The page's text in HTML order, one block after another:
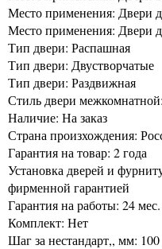
Место применения: Двери
Место применения: Двери
Тип двери: Распашная
Тип двери: Двустворчатые
Тип двери: Раздвижная
Стиль двери
Наличие: На заказ
Страна произхождения:
Гарантия на товар: 2 года
Установка дверей и
фирменной гарантией
Гарантия на работы: 24 мес.
Комплект: Нет
Шаг за нестандарт,, мм: 100